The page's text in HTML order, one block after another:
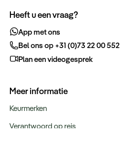
Heeft u een vraag?
App met ons
Bel ons op +31 (0)73 22 00 552
Plan een videogesprek
Meer informatie
Keurmerken
Verantwoord op reis